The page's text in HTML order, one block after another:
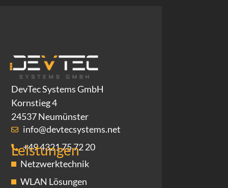
DevTec Systems GmbH
Kornstieg 4
24537 Neumünster
info@devtecsystems.net
+49 4321 75 72 20
Leistungen
Netzwerktechnik
WLAN Lösungen